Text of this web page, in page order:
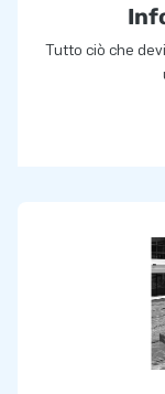
Tutto ciò che